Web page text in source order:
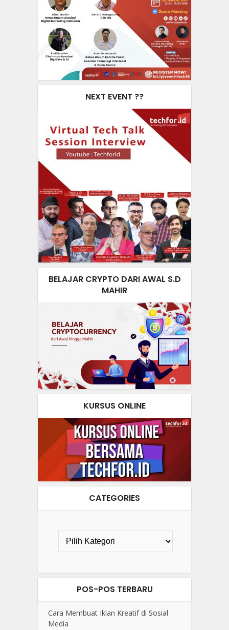
NEXT EVENT ??
BELAJAR CRYPTO DARI AWAL S.D
MAHIR
KURSUS ONLINE
CATEGORIES
POS-POS TERBARU
Cara Membuat Iklan Kreatif di Sosial
Media